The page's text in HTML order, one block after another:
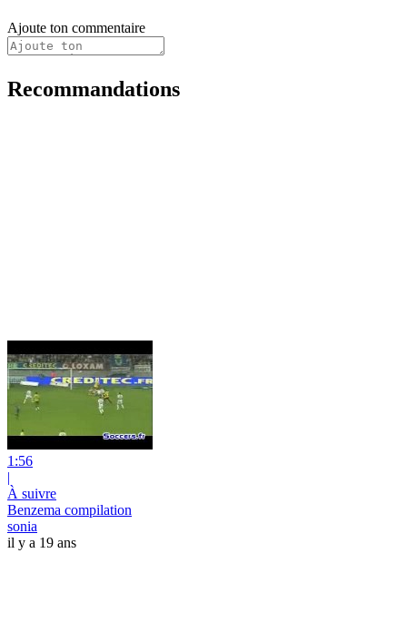
Ajoute ton commentaire
Recommandations
1:56
|
À suivre
Benzema compilation
sonia
il y a 19 ans